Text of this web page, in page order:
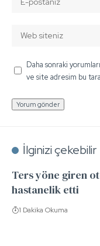
Daha sonraki
ve site adresim bu
İlginizi çekebilir
Ters yöne giren
hastanelik etti
1 Dakika Okuma